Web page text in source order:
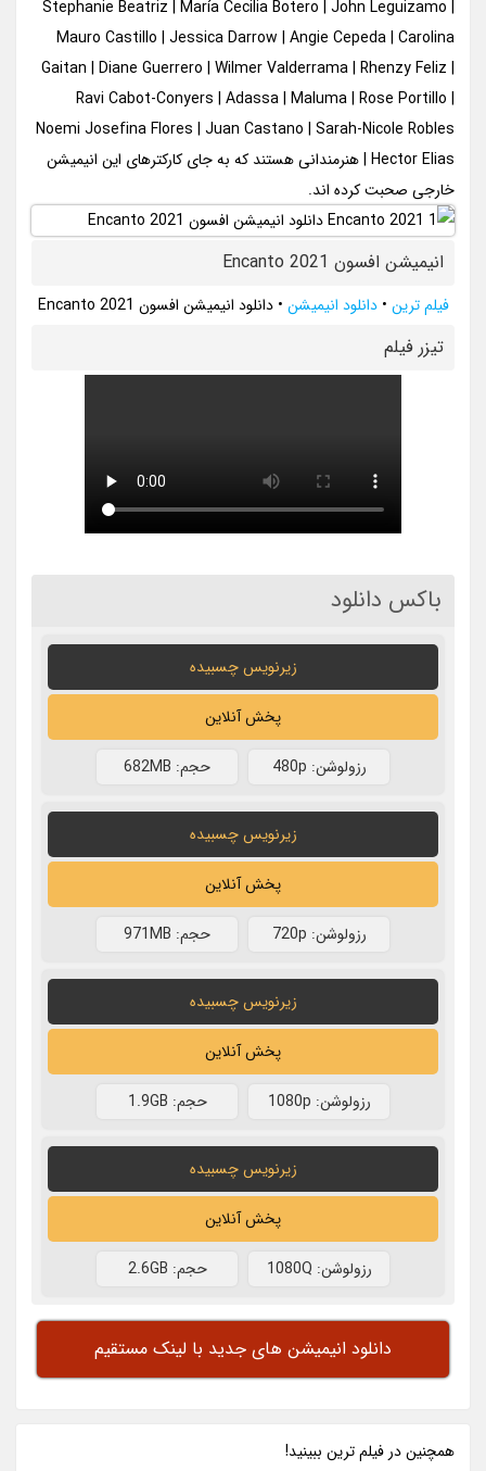
Stephanie Beatriz | María Cecilia Botero | John Leguizamo |
Mauro Castillo | Jessica Darrow | Angie Cepeda | Carolina
Gaitan | Diane Guerrero | Wilmer Valderrama | Rhenzy Feliz |
Ravi Cabot-Conyers | Adassa | Maluma | Rose Portillo |
Noemi Josefina Flores | Juan Castano | Sarah-Nicole Robles
| Hector Elias هنرمندانی هستند که به جای کارکترهای این انیمیشن
خارجی صحبت کرده اند.
انیمیشن افسون Encanto 2021
فیلم ترین •دانلود انیمیشن •دانلود انیمیشن افسون Encanto 2021
تيزر فيلم
باکس دانلود
زیرنویس چسبیده
پخش آنلاین
رزولوشن: 480p حجم: 682MB
زیرنویس چسبیده
پخش آنلاین
رزولوشن: 720p حجم: 971MB
زیرنویس چسبیده
پخش آنلاین
رزولوشن: 1080p حجم: 1.9GB
زیرنویس چسبیده
پخش آنلاین
رزولوشن: 1080Q حجم: 2.6GB
دانلود انیمیشن های جدید با لینک مستقیم
همچنين در فيلم ترين ببينيد!